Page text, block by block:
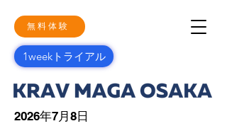
無料体験
1weekトライアル
2026年7月8日